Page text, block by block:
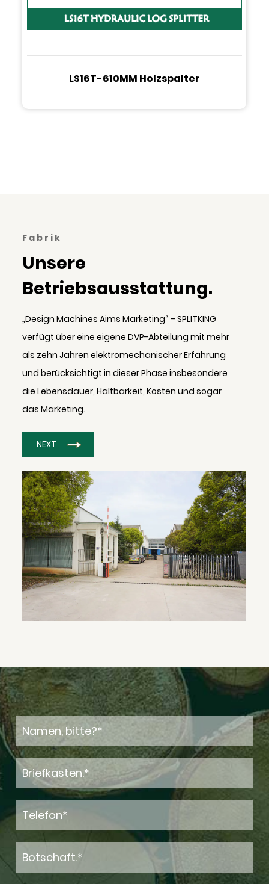
LS16T-610MM Holzspalter
Fabrik
Unsere
Betriebsausstattung.
„Design Machines Aims Marketing“ – SPLITKING
verfügt über eine eigene DVP-Abteilung mit mehr
als zehn Jahren elektromechanischer Erfahrung
und berücksichtigt in dieser Phase insbesondere
die Lebensdauer, Haltbarkeit, Kosten und sogar
das Marketing.
NEXT